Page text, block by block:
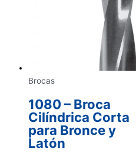
Brocas
1080 – Broca
Cilíndrica Corta
para Bronce y
Latón